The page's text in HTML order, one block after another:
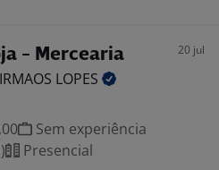
- Mercearia 20 jul
LOPES
Sem experiência
Presencial